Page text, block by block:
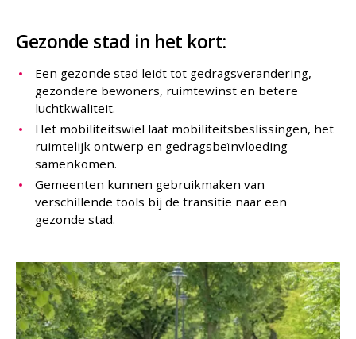
Gezonde stad in het kort:
Een gezonde stad leidt tot gedragsverandering,
gezondere bewoners, ruimtewinst en betere
luchtkwaliteit.
Het mobiliteitswiel laat mobiliteitsbeslissingen, het
ruimtelijk ontwerp en gedragsbeïnvloeding
samenkomen.
Gemeenten kunnen gebruikmaken van
verschillende tools bij de transitie naar een
gezonde stad.